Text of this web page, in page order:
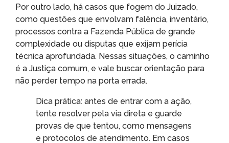
Por outro lado, há casos que fogem do Juizado,
como questões que envolvam falência, inventário,
processos contra a Fazenda Pública de grande
complexidade ou disputas que exijam perícia
técnica aprofundada. Nessas situações, o caminho
é a Justiça comum, e vale buscar orientação para
não perder tempo na porta errada.
Dica prática: antes de entrar com a ação,
tente resolver pela via direta e guarde
provas de que tentou, como mensagens
e protocolos de atendimento. Em casos